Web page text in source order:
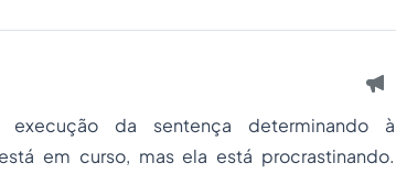
da sentença determinando à
em curso, mas ela está procrastinando.